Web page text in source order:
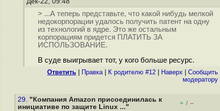
> ...А теперь представьте, что какой нибудь мелкой
недокорпорации удалось получить патент на одну
из технологий в ядре. Это же остальным
корпорациям придется ПЛАТИТЬ ЗА
ИСПОЛЬЗОВАНИЕ.
В суде выигрывает тот, у кого больше ресурс.
Ответить Правка| К родителю #12 Наверх
Cообщить
модератору
29. "Компания Amazon присоединилась к
инициативе по защите Linux ..."
+ / –